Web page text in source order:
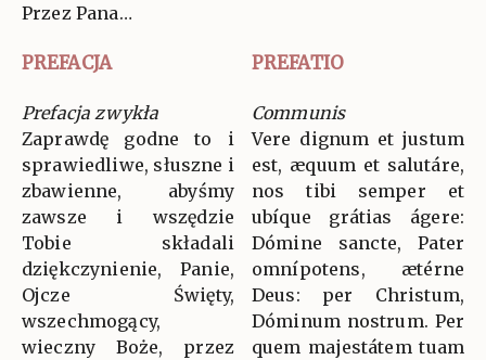
Przez Pana…
PREFACJA PREFATIO
Prefacja zwykła
Zaprawdę godne to i
sprawiedliwe, słuszne i
zbawienne, abyśmy
zawsze i wszędzie
Tobie składali
dziękczynienie, Panie,
Ojcze Święty,
wszechmogący,
wieczny Boże, przez
Communis
Vere dignum et justum
est, æquum et salutáre,
nos tibi semper et
ubíque grátias ágere:
Dómine sancte, Pater
omnípotens, ætérne
Deus: per Christum,
Dóminum nostrum. Per
quem majestátem tuam